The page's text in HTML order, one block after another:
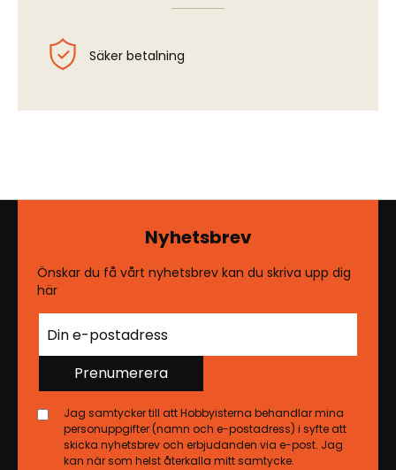
Säker betalning
Nyhetsbrev
Önskar du få vårt nyhetsbrev kan du skriva upp dig
här
Prenumerera
Jag samtycker till att Hobbyisterna behandlar mina
personuppgifter (namn och e-postadress) i syfte att
skicka nyhetsbrev och erbjudanden via e-post. Jag
kan när som helst återkalla mitt samtycke.